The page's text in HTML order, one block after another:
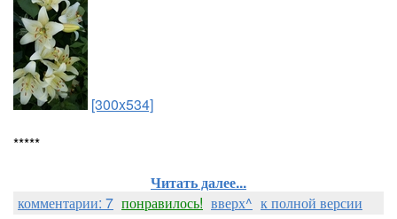
[300x534]
*****
Читать далее...
комментарии: 7 понравилось! вверх^ к полной версии